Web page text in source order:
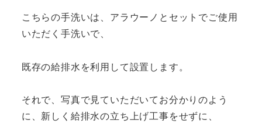
こちらの手洗いは、アラウーノとセットでご使用
いただく手洗いで、
既存の給排水を利用して設置します。
それで、写真で見ていただいてお分かりのよう
に、新しく給排水の立ち上げ工事をせずに、